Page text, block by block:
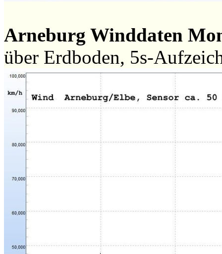
Arneburg Winddaten
über Erdboden, 5s-